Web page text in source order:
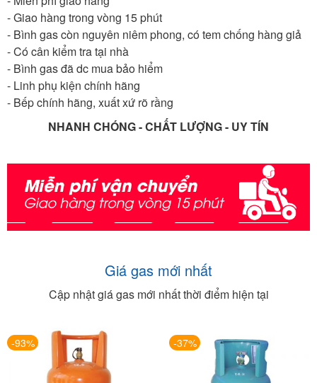
- Giao hàng trong vòng 15 phút
- Bình gas còn nguyên niêm phong, có tem chống hàng giả
- Có cân kiểm tra tại nhà
- Bình gas đã dc mua bảo hiểm
- Linh phụ kiện chính hãng
- Bếp chính hãng, xuất xứ rõ rầng
NHANH CHÓNG - CHẤT LƯỢNG - UY TÍN
Giá gas mới nhất
Cập nhật giá gas mới nhất thời điểm hiện tại
-93% -37%